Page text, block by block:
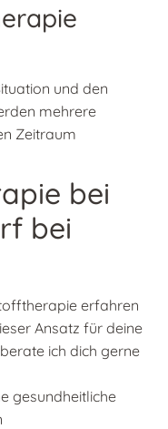
und den
mehrere
Zeitraum
bei
bei
erfahren
Ansatz für deine
ich dich gerne
gesundheitliche